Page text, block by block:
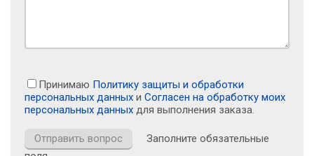
Принимаю Политику защиты и обработки
персональных данных и Согласен на обработку моих
персональных данных для выполнения заказа.
Заполните обязательные